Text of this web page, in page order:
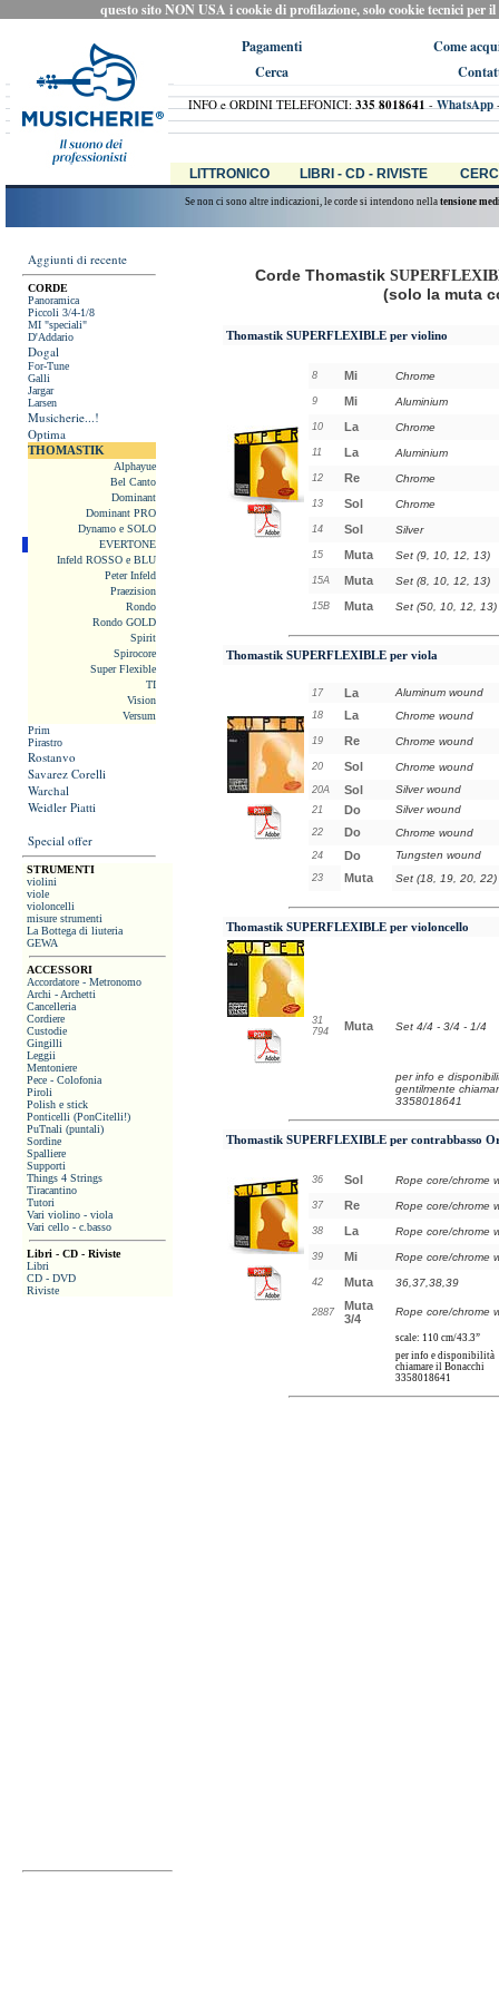
questo sito NON USA i cookie di profilazione, solo cookie tecnici
Pagamenti
Come
Cerca
INFO e ORDINI TELEFONICI:335 8018641-WhatsApp
LITTRONICO LIBRI - CD - RIVISTE
Se non ci sono altre indicazioni, le corde si intendono nella tensione
Aggiunti di recente
CORDE
Panoramica
Piccoli 3/4-1/8
MI "speciali"
D'Addario
Dogal
For-Tune
Galli
Jargar
Larsen
Musicherie...!
Optima
THOMASTIK
Alphayue
Bel Canto
Dominant
Dominant PRO
Dynamo e SOLO
EVERTONE
Infeld ROSSO e BLU
Peter Infeld
Praezision
Rondo
Rondo GOLD
Spirit
Spirocore
Super Flexible
TI
Vision
Versum
Prim
Pirastro
Rostanvo
Savarez Corelli
Warchal
Weidler Piatti
Special offer
STRUMENTI
violini
viole
violoncelli
misure strumenti
La Bottega di liuteria
GEWA
ACCESSORI
Accordatore - Metronomo
Archi - Archetti
Cancelleria
Cordiere
Custodie
Gingilli
Leggii
Mentoniere
Pece - Colofonia
Piroli
Polish e stick
Ponticelli (PonCitelli!)
PuTnali (puntali)
Sordine
Spalliere
Supporti
Things 4 Strings
Tiracantino
Tutori
Vari violino - viola
Vari cello - c.basso
Libri - CD - Riviste
Libri
CD - DVD
Riviste
Corde Thomastik
(solo la muta
Thomastik SUPERFLEXIBLE per violino
8 Mi Chrome
9 Mi Aluminium
10 La Chrome
11 La Aluminium
12 Re Chrome
13 Sol Chrome
14 Sol Silver
15 Muta Set (9, 10, 12, 13)
15A Muta Set (8, 10, 12, 13)
15B Muta Set (50, 10, 12, 13)
Thomastik SUPERFLEXIBLE per viola
17 La Aluminum wound
18 La Chrome wound
19 Re Chrome wound
20 Sol Chrome wound
20A Sol Silver wound
21 Do Silver wound
22 Do Chrome wound
24 Do Tungsten wound
23 Muta Set (18, 19, 20, 22)
Thomastik SUPERFLEXIBLE per violoncello
31
794
Muta Set 4/4 - 3/4 - 1/4
per info e
gentilmente
3358018641
Thomastik SUPERFLEXIBLE per contrabbasso
36 Sol Rope core/chrome
37 Re Rope core/chrome
38 La Rope core/chrome
39 Mi Rope core/chrome
42 Muta 36,37,38,39
2887
Muta
3/4
Rope core/chrome
scale: 110 cm/43.3”
per info e disponibilità
chiamare il Bonacchi
3358018641